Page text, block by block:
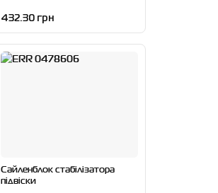
432.30 грн
Сайленблок стабілізатора
підвіски